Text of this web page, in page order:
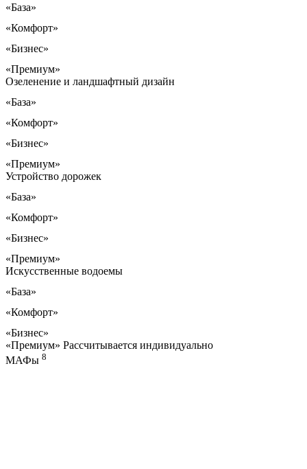
«База»
«Комфорт»
«Бизнес»
«Премиум»
Озеленение и ландшафтный дизайн
«База»
«Комфорт»
«Бизнес»
«Премиум»
Устройство дорожек
«База»
«Комфорт»
«Бизнес»
«Премиум»
Искусственные водоемы
«База»
«Комфорт»
«Бизнес»
«Премиум» Рассчитывается индивидуально
МАФы 8